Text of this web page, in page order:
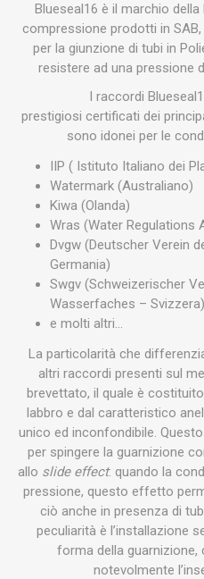
Blueseal16 è il marchio
compressione prodotti in
per la giunzione di tubi in
resistere ad una pressione
I raccordi
prestigiosi certificati dei
sono idonei per le
IIP ( Istituto Italiano dei
Watermark (Australiano)
Kiwa (Olanda)
Wras (Water Regulations
Dvgw (Deutscher Verein
Germania)
Swgv (Schweizerischer
Wasserfaches – Svizzera)
e molti altri…
La particolarità che
altri raccordi presenti sul
brevettato, il quale è
labbro e dal caratteristico
unico ed inconfondibile.
per spingere la guarnizione
allo slide effect: quando la
pressione, questo effetto
ciò anche in presenza di
peculiarità è l’installazione
forma della guarnizione,
notevolmente